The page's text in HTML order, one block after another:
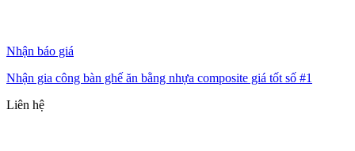
Nhận báo giá
Nhận gia công bàn ghế ăn bằng nhựa composite giá tốt số #1
Liên hệ